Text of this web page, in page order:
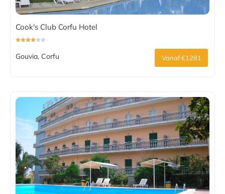
Cook's Club Corfu Hotel
Gouvia, Corfu Vanaf €1281